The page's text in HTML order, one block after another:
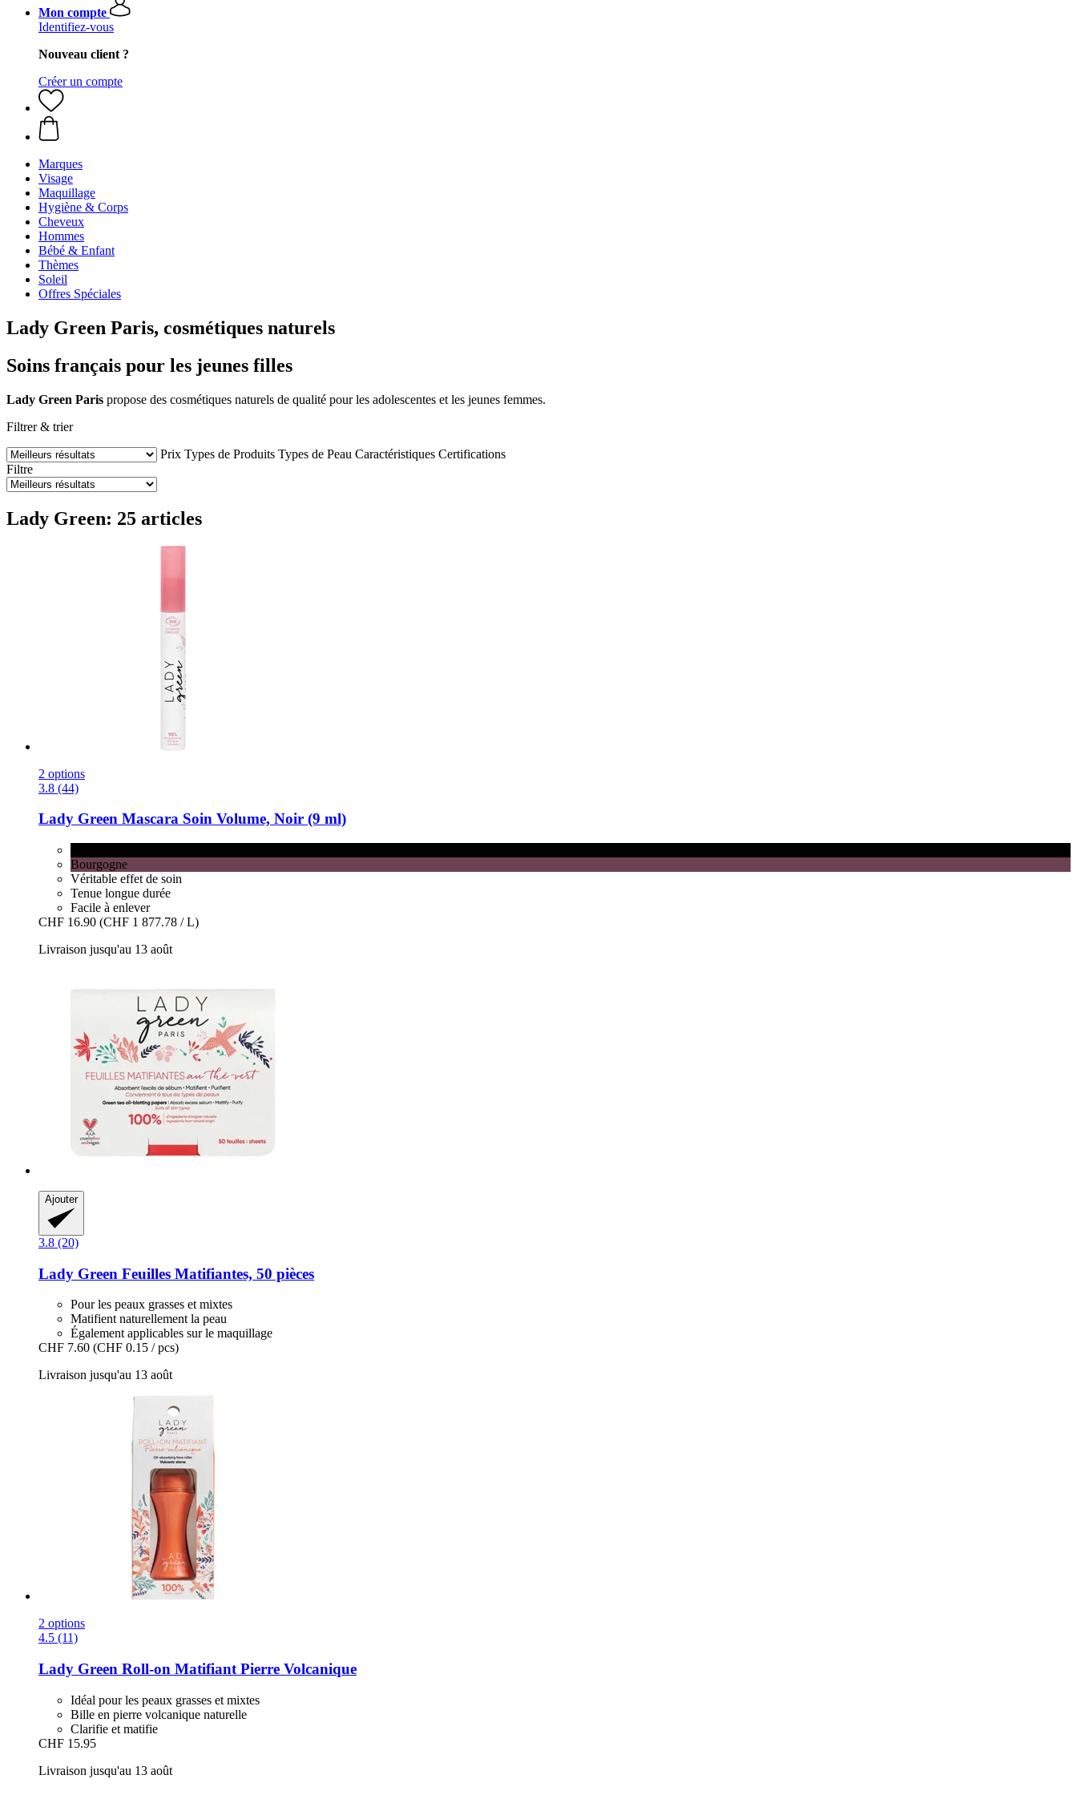
Mon compte
Identifiez-vous
Nouveau client ?
Créer un compte
Marques
Visage
Maquillage
Hygiène & Corps
Cheveux
Hommes
Bébé & Enfant
Thèmes
Soleil
Offres Spéciales
Lady Green Paris, cosmétiques naturels
Soins français pour les jeunes filles
Lady Green Paris propose des cosmétiques naturels de qualité pour les adolescentes et les jeunes femmes.
Filtrer & trier
Prix Types de Produits Types de Peau Caractéristiques Certifications
Filtre
Lady Green: 25 articles
2 options
3.8 (44)
Lady Green Mascara Soin Volume, Noir (9 ml)
Bourgogne
Véritable effet de soin
Tenue longue durée
Facile à enlever
CHF 16.90 (CHF 1 877.78 / L)
Livraison jusqu'au 13 août
Ajouter
3.8 (20)
Lady Green Feuilles Matifiantes, 50 pièces
Pour les peaux grasses et mixtes
Matifient naturellement la peau
Également applicables sur le maquillage
CHF 7.60 (CHF 0.15 / pcs)
Livraison jusqu'au 13 août
2 options
4.5 (11)
Lady Green Roll-​on Matifiant Pierre Volcanique
Idéal pour les peaux grasses et mixtes
Bille en pierre volcanique naturelle
Clarifie et matifie
CHF 15.95
Livraison jusqu'au 13 août